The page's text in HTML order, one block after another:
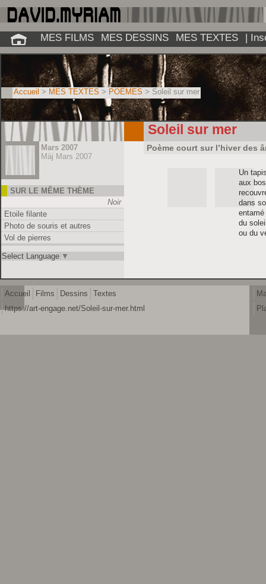
Mars 2007
Màj Mars 2007
SUR LE MÊME THÈME
Noir
Etoile filante
Photo de souris et autres
Vol de pierres
Select Language ▼
Soleil sur mer
Poème court sur l’hiver des
Un
aux
dans
du
ou du
Accueil > MES TEXTES > POÈMES > Soleil sur mer
Accueil Films Dessins
Textes
https://art-engage.net/Soleil-sur-mer.html
MES FILMS MES DESSINS MES TEXTES |